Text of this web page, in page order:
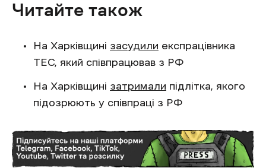
Читайте також
На Харківщині засудили експрацівника
ТЕС, який співпрацював з РФ
На Харківщині затримали підлітка, якого
підозрюють у співпраці з РФ